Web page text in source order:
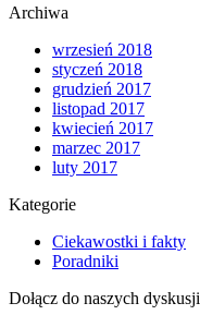
Archiwa
wrzesień 2018
styczeń 2018
grudzień 2017
listopad 2017
kwiecień 2017
marzec 2017
luty 2017
Kategorie
Ciekawostki i fakty
Poradniki
Dołącz do naszych dyskusji